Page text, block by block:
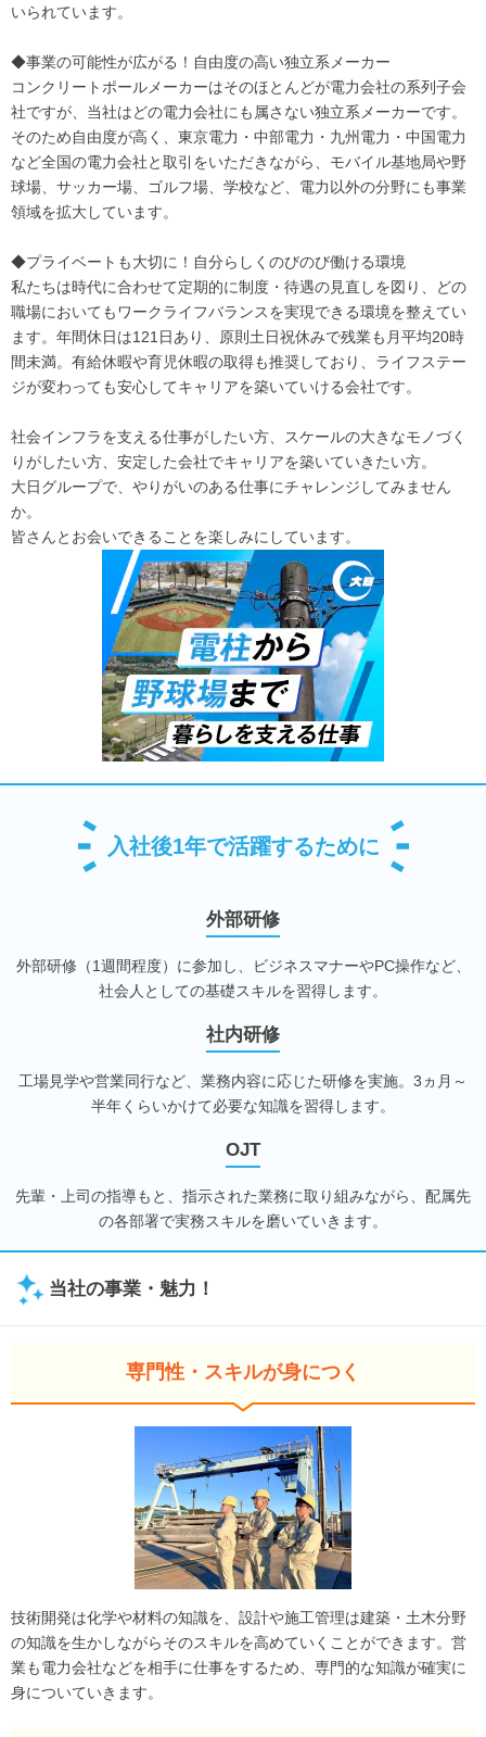
いられています。
◆事業の可能性が広がる！自由度の高い独立系メーカー
コンクリートポールメーカーはそのほとんどが電力会社の系列子会
社ですが、当社はどの電力会社にも属さない独立系メーカーです。
そのため自由度が高く、東京電力・中部電力・九州電力・中国電力
など全国の電力会社と取引をいただきながら、モバイル基地局や野
球場、サッカー場、ゴルフ場、学校など、電力以外の分野にも事業
領域を拡大しています。
◆プライベートも大切に！自分らしくのびのび働ける環境
私たちは時代に合わせて定期的に制度・待遇の見直しを図り、どの
職場においてもワークライフバランスを実現できる環境を整えてい
ます。年間休日は121日あり、原則土日祝休みで残業も月平均20時
間未満。有給休暇や育児休暇の取得も推奨しており、ライフステー
ジが変わっても安心してキャリアを築いていける会社です。
社会インフラを支える仕事がしたい方、スケールの大きなモノづく
りがしたい方、安定した会社でキャリアを築いていきたい方。
大日グループで、やりがいのある仕事にチャレンジしてみません
か。
皆さんとお会いできることを楽しみにしています。
入社後1年で活躍するために
外部研修
外部研修（1週間程度）に参加し、ビジネスマナーやPC操作など、
社会人としての基礎スキルを習得します。
社内研修
工場見学や営業同行など、業務内容に応じた研修を実施。3ヵ月～
半年くらいかけて必要な知識を習得します。
OJT
先輩・上司の指導もと、指示された業務に取り組みながら、配属先
の各部署で実務スキルを磨いていきます。
当社の事業・魅力！
専門性・スキルが身につく
技術開発は化学や材料の知識を、設計や施工管理は建築・土木分野
の知識を生かしながらそのスキルを高めていくことができます。営
業も電力会社などを相手に仕事をするため、専門的な知識が確実に
身についていきます。